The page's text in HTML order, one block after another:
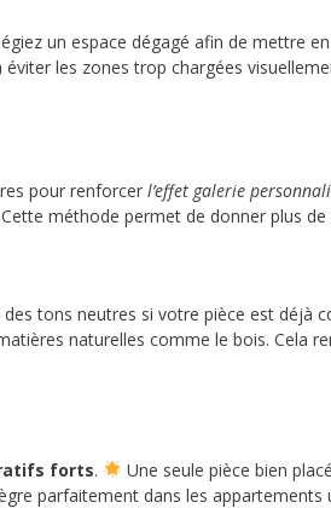
un espace dégagé afin de mettre
les zones trop chargées
pour renforcer l’effet galerie
méthode permet de donner plus
des tons neutres si votre pièce est déjà
naturelles comme le bois. Cela
forts.
Une seule pièce bien
parfaitement dans les appartements